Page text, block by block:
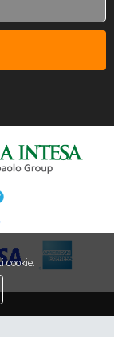
cookie.